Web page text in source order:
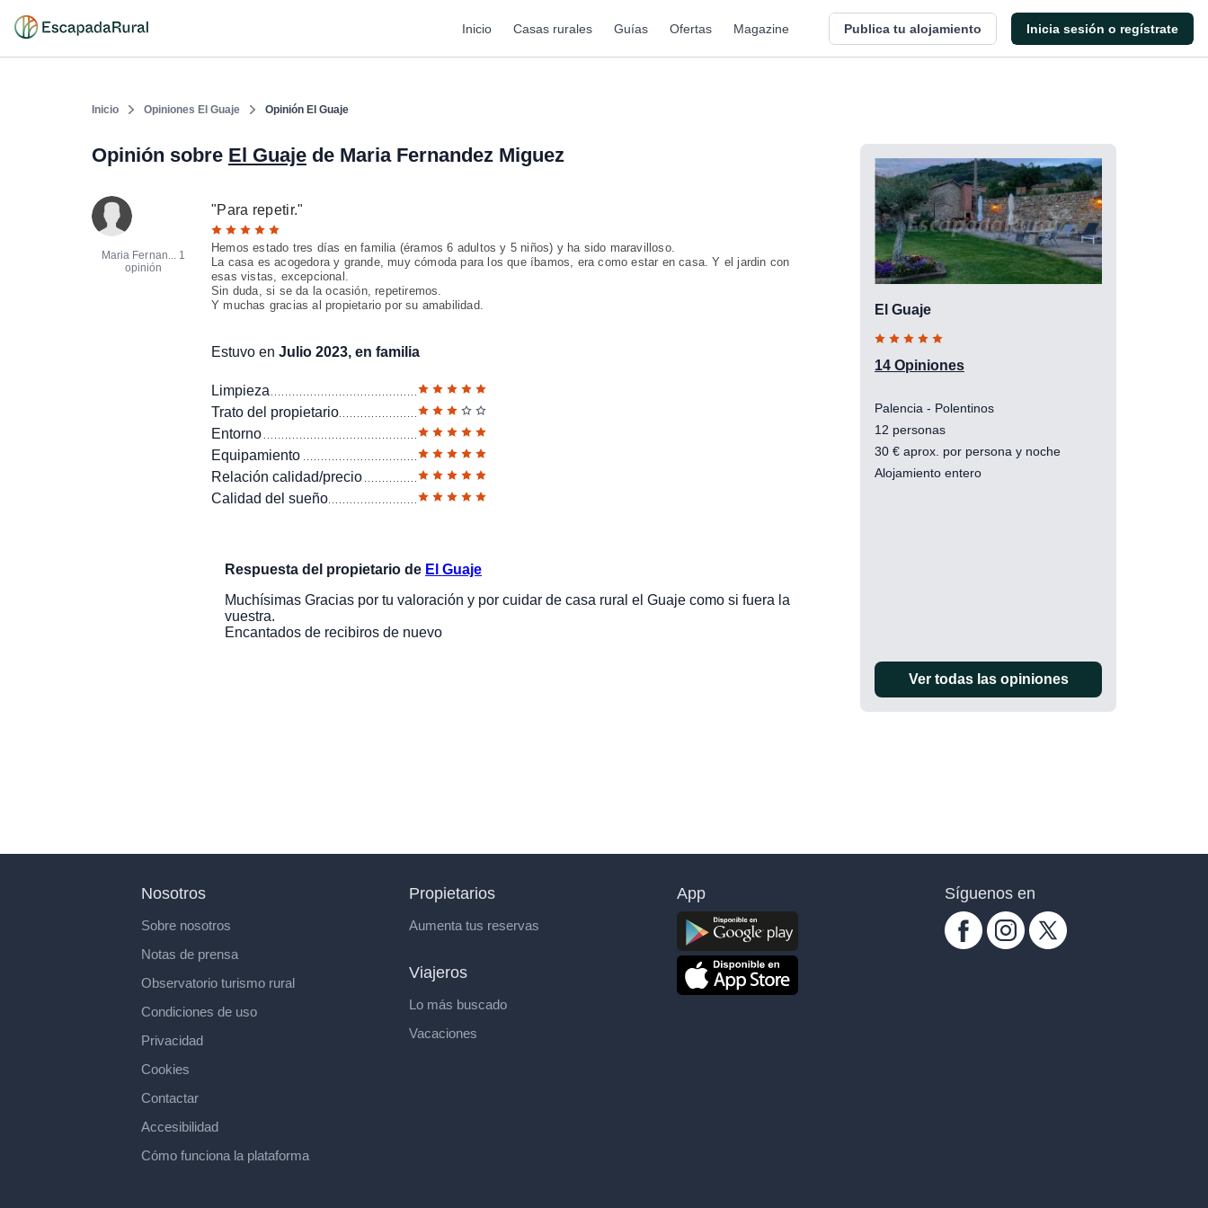
Inicio Casas rurales Guías Ofertas Magazine Publica tu alojamiento Inicia sesión o regístrate
Inicio Opiniones El Guaje Opinión El Guaje
Opinión sobre El Guaje de Maria Fernandez Miguez
Maria Fernan... 1
opinión
"Para repetir."
Hemos estado tres días en familia (éramos 6 adultos y 5 niños) y ha sido maravilloso.
La casa es acogedora y grande, muy cómoda para los que íbamos, era como estar en casa. Y el jardin con
esas vistas, excepcional.
Sin duda, si se da la ocasión, repetiremos.
Y muchas gracias al propietario por su amabilidad.
Estuvo enJulio 2023, en familia
Limpieza
Trato del propietario
Entorno
Equipamiento
Relación calidad/precio
Calidad del sueño
Respuesta del propietario de El Guaje
Muchísimas Gracias por tu valoración y por cuidar de casa rural el Guaje como si fuera la
vuestra.
Encantados de recibiros de nuevo
El Guaje
14 Opiniones
Palencia - Polentinos
12 personas
30 € aprox. por persona y noche
Alojamiento entero
Ver todas las opiniones
Nosotros
Sobre nosotros
Notas de prensa
Observatorio turismo rural
Condiciones de uso
Privacidad
Cookies
Contactar
Accesibilidad
Cómo funciona la plataforma
Propietarios
Aumenta tus reservas
Viajeros
Lo más buscado
Vacaciones
App Síguenos en